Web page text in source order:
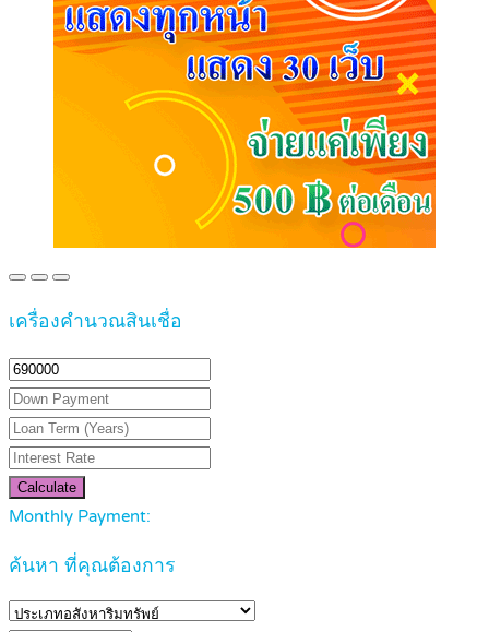
เครื่องคำนวณสินเชื่อ
Calculate
Monthly Payment:
ค้นหา ที่คุณต้องการ